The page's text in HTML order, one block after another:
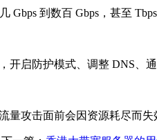
到数百 Gbps，甚至
启防护模式、调整 DNS、通
攻击面前会因资源耗尽而失